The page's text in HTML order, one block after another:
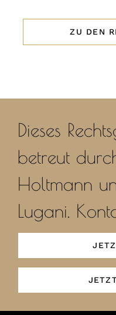
ZU DEN
Dieses
betreut
Holtmann
Lugani.